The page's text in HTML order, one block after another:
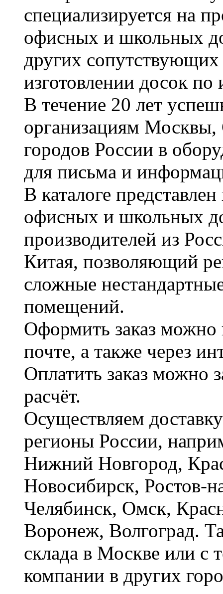
специализируется на
офисных и школьных
других сопутствующих
изготовлении досок по
В течение 20 лет
организациям Москвы,
городов России в
для письма и
В каталоге
офисных и школьных
производителей из
Китая, позволяющий
сложные
помещений.
Оформить заказ можно
почте, а также через
Оплатить заказ можно
расчёт.
Осуществляем
регионы России,
Нижний Новгород,
Новосибирск, Ростов-
Челябинск, Омск,
Воронеж, Волгоград.
склада в Москве или с
компании в других